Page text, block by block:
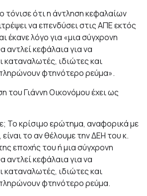
τόνισε ότι η άντληση κεφαλαίων
να επενδύσει στις ΑΠΕ εκτός
έκανε λόγο για «μια σύγχρονη
αντλεί κεφάλαια για να
καταναλωτές, ιδιώτες και
φτηνότερο ρεύμα».
του Γιάννη Οικονόμου έχει ως
Το κρίσιμο ερώτημα, αναφορικά με
το αν θέλουμε την ΔΕΗ του κ.
εποχής του ή μια σύγχρονη
αντλεί κεφάλαια για να
καταναλωτές, ιδιώτες και
φτηνότερο ρεύμα.